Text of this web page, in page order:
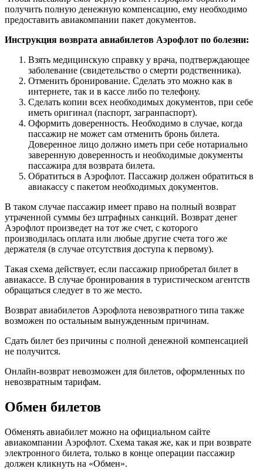
получить полную денежную компенсацию, ему необходимо
предоставить авиакомпании пакет документов.
Инструкция возврата авиабилетов Аэрофлот по болезни:
Взять медицинскую справку у врача, подтверждающее
заболевание (свидетельство о смерти родственника).
Отменить бронирование. Сделать это можно как в
интернете, так и в кассе либо по телефону.
Сделать копии всех необходимых документов, при себе
иметь оригинал (паспорт, загранпаспорт).
Оформить доверенность. Необходимо в случае, когда
пассажир не может сам отменить бронь билета.
Доверенное лицо должно иметь при себе нотариально
заверенную доверенность и необходимые документы
пассажира для возврата билета.
Обратиться в Аэрофлот. Пассажир должен обратиться в
авиакассу с пакетом необходимых документов.
В таком случае пассажир имеет право на полный возврат
утраченной суммы без штрафных санкций. Возврат денег
Аэрофлот произведет на тот же счет, с которого
производилась оплата или любые другие счета того же
держателя (в случае отсутствия доступа к первому).
Такая схема действует, если пассажир приобретал билет в
авиакассе. В случае бронирования в туристическом агентств
обращаться следует в то же место.
Возврат авиабилетов Аэрофлота невозвратного типа также
возможен по остальным вынужденным причинам.
Сдать билет без причины с полной денежной компенсацией
не получится.
Онлайн-возврат невозможен для билетов, оформленных по
невозвратным тарифам.
Обмен билетов
Обменять авиабилет можно на официальном сайте
авиакомпании Аэрофлот. Схема такая же, как и при возврате
электронного билета, только в конце операции пассажир
должен кликнуть на «Обмен».